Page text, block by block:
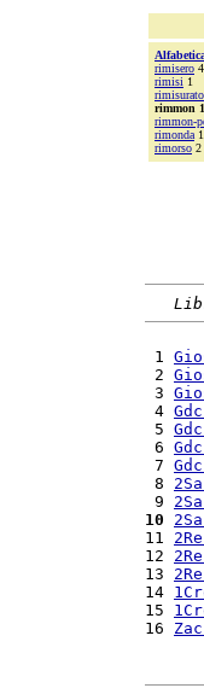
rimisero 4
rimisi 1
rimisurato
rimmon
rimmon-
rimonda 1
rimorso 2
1
2
3
4
5
6
7
8
9
10
11
12
13
14
15
16